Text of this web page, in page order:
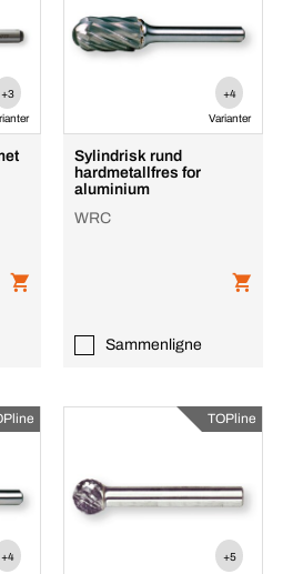
+3 +4
Varianter
Sylindrisk rund
hardmetallfres for
aluminium
WRC
Sammenligne
+4
TOPline
+5